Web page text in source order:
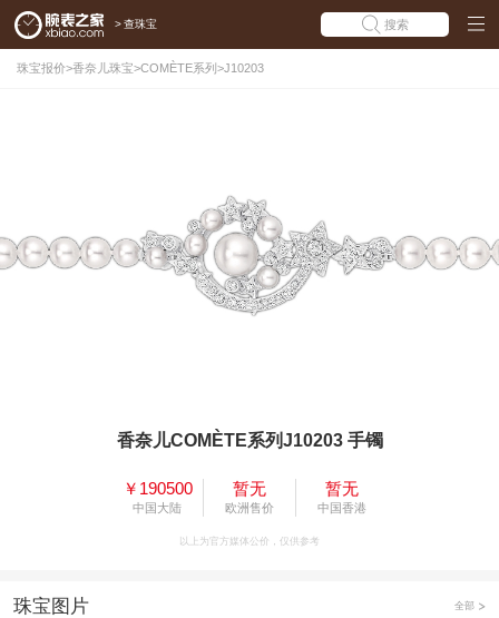
> 查珠宝 搜索
珠宝报价>香奈儿珠宝>COMÈTE系列 >J10203
香奈儿COMÈTE系列J10203 手镯
￥190500
中国大陆
暂无
欧洲售价
暂无
中国香港
以上为官方媒体公价，仅供参考
珠宝图片 全部